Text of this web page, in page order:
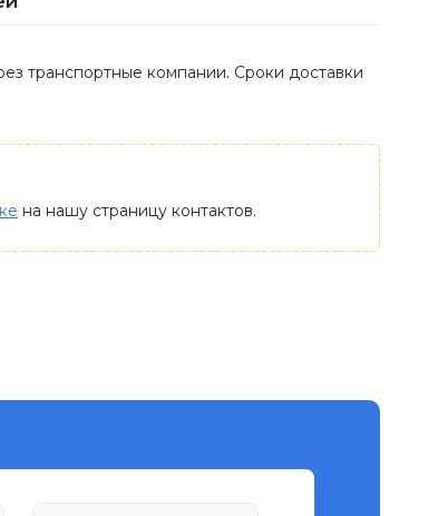
транспортные компании. Сроки доставки
на нашу страницу контактов.